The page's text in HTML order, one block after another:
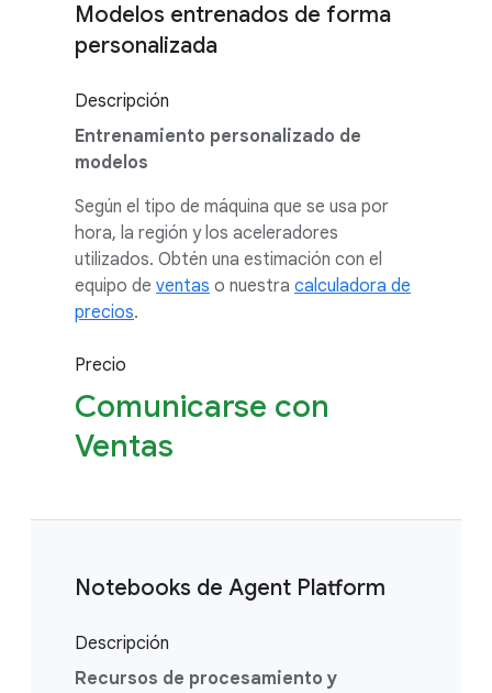
Modelos entrenados de forma
personalizada
Descripción
Entrenamiento personalizado de
modelos
Según el tipo de máquina que se usa por
hora, la región y los aceleradores
utilizados. Obtén una estimación con el
equipo de ventas o nuestra calculadora de
precios.
Precio
Comunicarse con
Ventas
Notebooks de Agent Platform
Descripción
Recursos de procesamiento y